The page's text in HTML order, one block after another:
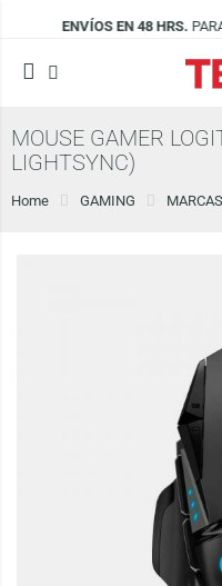
CALLAO (*)
MOUSE GAMER
LIGHTSYNC)
Home GAMING MARCAS